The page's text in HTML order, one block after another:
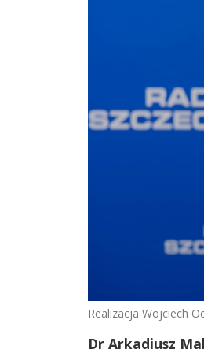
Realizacja Wojciech
Dr Arkadiusz